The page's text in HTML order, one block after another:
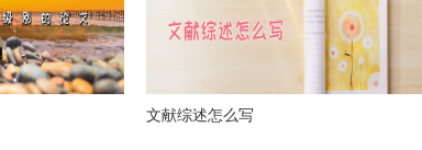
文献综述怎么写